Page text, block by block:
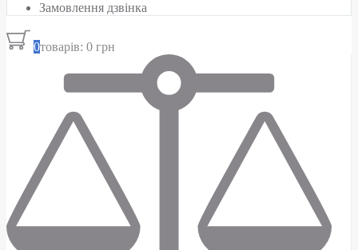
Замовлення дзвінка
0товарів: 0 грн